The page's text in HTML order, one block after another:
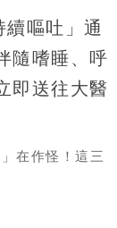
嘔吐」通
隨嗜睡、呼
即送往大醫
在作怪！這三